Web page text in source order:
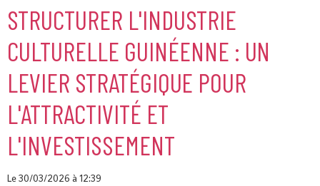
STRUCTURER L'INDUSTRIE
CULTURELLE GUINÉENNE : UN
LEVIER STRATÉGIQUE POUR
L'ATTRACTIVITÉ ET
L'INVESTISSEMENT
Le 30/03/2026 à 12:39